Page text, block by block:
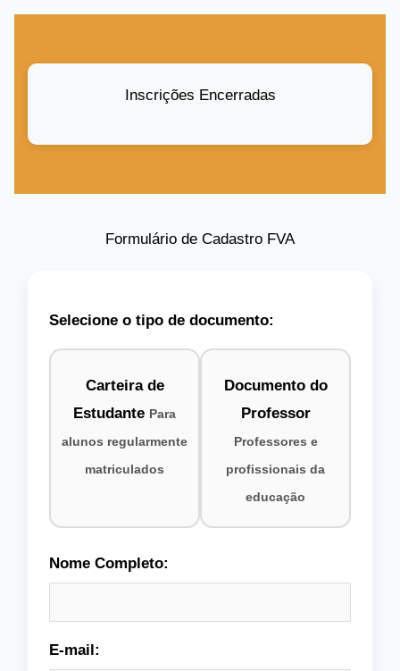
Inscrições Encerradas
Formulário de Cadastro FVA
Selecione o tipo de documento:
Carteira de
Estudante Para
alunos regularmente
matriculados
Documento do
Professor
Professores e
profissionais da
educação
Nome Completo:
E-mail: